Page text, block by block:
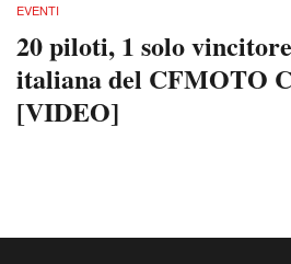
EVENTI
20 piloti, 1 solo
italiana del CFMOTO
[VIDEO]